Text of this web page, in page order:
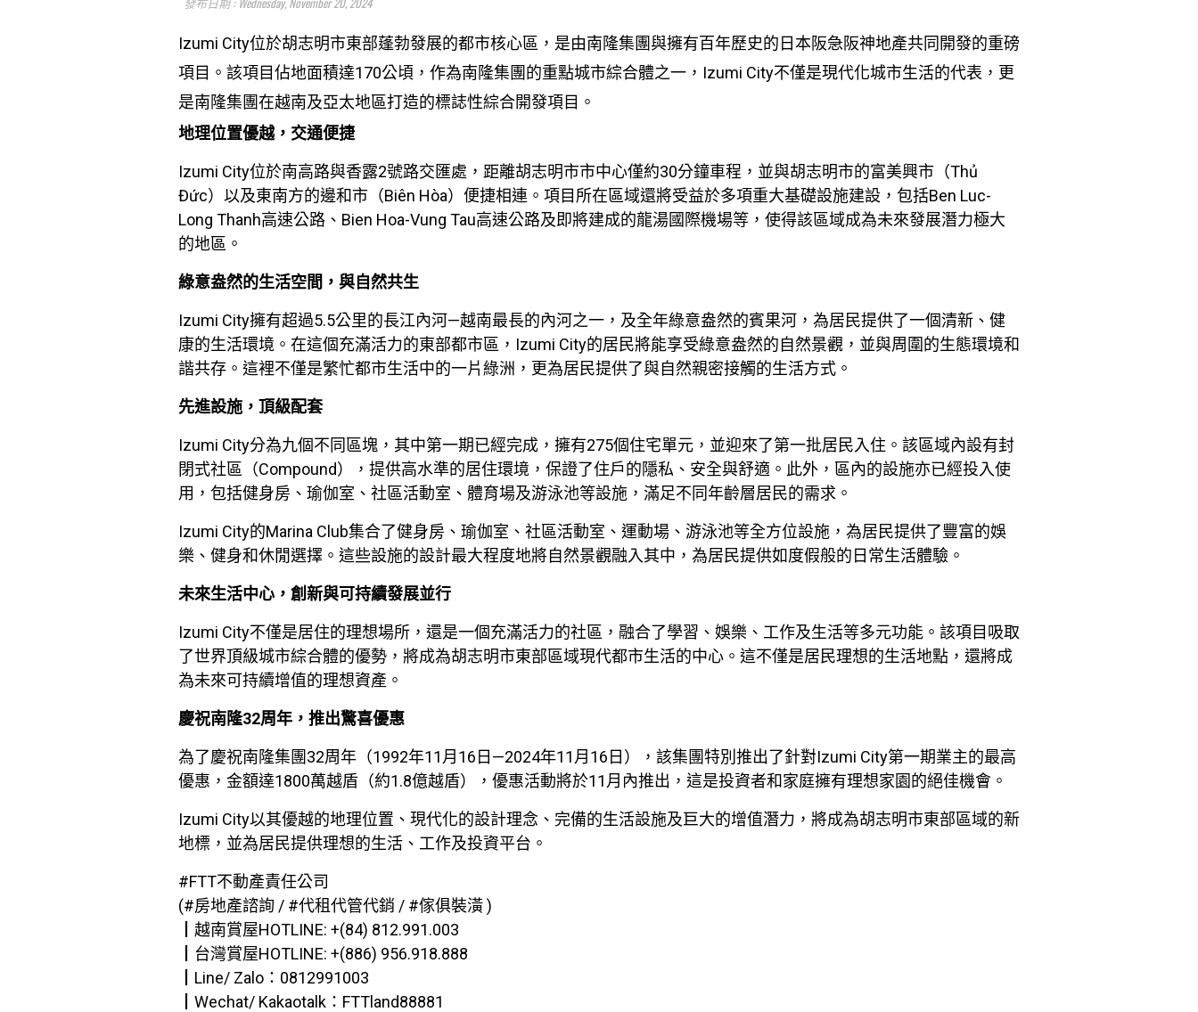
Izumi City位於胡志明市東部蓬勃發展的都市核心區，是由南隆集團與擁有百年歷史的日本阪急阪神地產共同開發的重磅
項目。該項目佔地面積達170公頃，作為南隆集團的重點城市綜合體之一，Izumi City不僅是現代化城市生活的代表，更
是南隆集團在越南及亞太地區打造的標誌性綜合開發項目。
地理位置優越，交通便捷
Izumi City位於南高路與香露2號路交匯處，距離胡志明市市中心僅約30分鐘車程，並與胡志明市的富美興市（Thủ
Đức）以及東南方的邊和市（Biên Hòa）便捷相連。項目所在區域還將受益於多項重大基礎設施建設，包括Ben Luc-
Long Thanh高速公路、Bien Hoa-Vung Tau高速公路及即將建成的龍湯國際機場等，使得該區域成為未來發展潛力極大
的地區。
綠意盎然的生活空間，與自然共生
Izumi City擁有超過5.5公里的長江內河—越南最長的內河之一，及全年綠意盎然的賓果河，為居民提供了一個清新、健
康的生活環境。在這個充滿活力的東部都市區，Izumi City的居民將能享受綠意盎然的自然景觀，並與周圍的生態環境和
諧共存。這裡不僅是繁忙都市生活中的一片綠洲，更為居民提供了與自然親密接觸的生活方式。
先進設施，頂級配套
Izumi City分為九個不同區塊，其中第一期已經完成，擁有275個住宅單元，並迎來了第一批居民入住。該區域內設有封
閉式社區（Compound），提供高水準的居住環境，保證了住戶的隱私、安全與舒適。此外，區內的設施亦已經投入使
用，包括健身房、瑜伽室、社區活動室、體育場及游泳池等設施，滿足不同年齡層居民的需求。
Izumi City的Marina Club集合了健身房、瑜伽室、社區活動室、運動場、游泳池等全方位設施，為居民提供了豐富的娛
樂、健身和休閒選擇。這些設施的設計最大程度地將自然景觀融入其中，為居民提供如度假般的日常生活體驗。
未來生活中心，創新與可持續發展並行
Izumi City不僅是居住的理想場所，還是一個充滿活力的社區，融合了學習、娛樂、工作及生活等多元功能。該項目吸取
了世界頂級城市綜合體的優勢，將成為胡志明市東部區域現代都市生活的中心。這不僅是居民理想的生活地點，還將成
為未來可持續增值的理想資產。
慶祝南隆32周年，推出驚喜優惠
為了慶祝南隆集團32周年（1992年11月16日—2024年11月16日），該集團特別推出了針對Izumi City第一期業主的最高
優惠，金額達1800萬越盾（約1.8億越盾），優惠活動將於11月內推出，這是投資者和家庭擁有理想家園的絕佳機會。
Izumi City以其優越的地理位置、現代化的設計理念、完備的生活設施及巨大的增值潛力，將成為胡志明市東部區域的新
地標，並為居民提供理想的生活、工作及投資平台。
#FTT不動產責任公司
(#房地產諮詢 / #代租代管代銷 / #傢俱裝潢 )
┃越南賞屋HOTLINE: +(84) 812.991.003
┃台灣賞屋HOTLINE: +(886) 956.918.888
┃Line/ Zalo：0812991003
┃Wechat/ Kakaotalk：FTTland88881